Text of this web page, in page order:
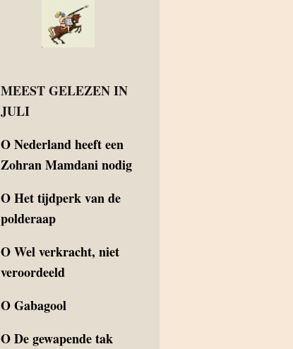
MEEST GELEZEN IN
JULI
ONederland heeft een
Zohran Mamdani nodig
OHet tijdperk van de
polderaap
OWel verkracht, niet
veroordeeld
OGabagool
ODe gewapende tak